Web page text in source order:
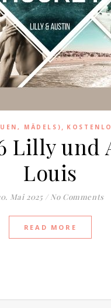
MÄDELS) ,
Lilly und
Louis
Mai 2025 / No Comments
READ MORE